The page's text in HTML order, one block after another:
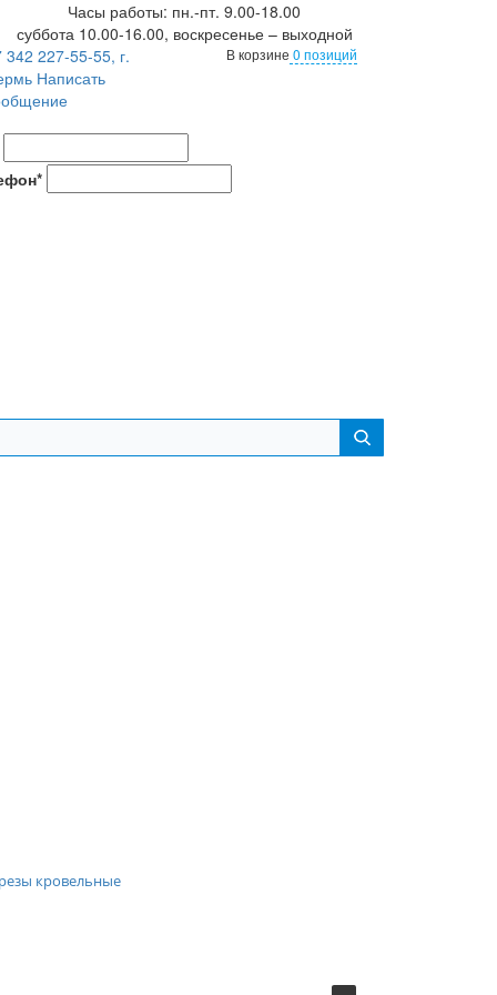
Часы работы: пн.-пт. 9.00-18.00
суббота 10.00-16.00, воскресенье – выходной
342 227-55-55, г.
Написать
В корзине 0 позиций
кровельные